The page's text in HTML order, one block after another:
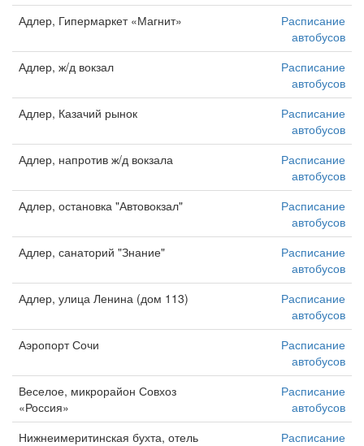
Адлер, Гипермаркет «Магнит»
Расписание
автобусов
Адлер, ж/д вокзал
Расписание
автобусов
Адлер, Казачий рынок
Расписание
автобусов
Адлер, напротив ж/д вокзала
Расписание
автобусов
Адлер, остановка "Автовокзал"
Расписание
автобусов
Адлер, санаторий "Знание"
Расписание
автобусов
Адлер, улица Ленина (дом 113)
Расписание
автобусов
Аэропорт Сочи
Расписание
автобусов
Веселое, микрорайон Совхоз
«Россия»
Расписание
автобусов
Нижнеимеритинская бухта, отель
Расписание